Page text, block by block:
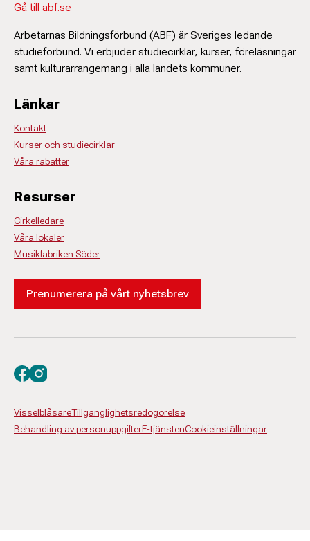
Gå till abf.se
Arbetarnas Bildningsförbund (ABF) är Sveriges ledande
studieförbund. Vi erbjuder studiecirklar, kurser, föreläsningar
samt kulturarrangemang i alla landets kommuner.
Länkar
Kontakt
Kurser och studiecirklar
Våra rabatter
Resurser
Cirkelledare
Våra lokaler
Musikfabriken Söder
Prenumerera på vårt nyhetsbrev
VisselblåsareTillgänglighetsredogörelse
Behandling av personuppgifterE-tjänstenCookieinställningar
Besök oss på facebook
Besök oss på instagram